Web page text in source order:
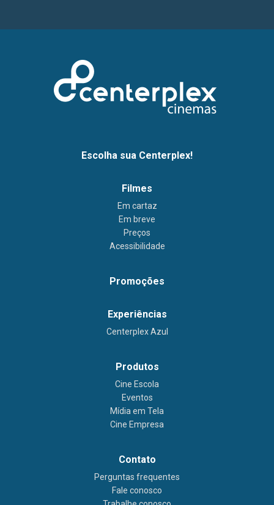
Escolha sua Centerplex!
Filmes
Em cartaz
Em breve
Preços
Acessibilidade
Promoções
Experiências
Centerplex Azul
Produtos
Cine Escola
Eventos
Mídia em Tela
Cine Empresa
Contato
Perguntas frequentes
Fale conosco